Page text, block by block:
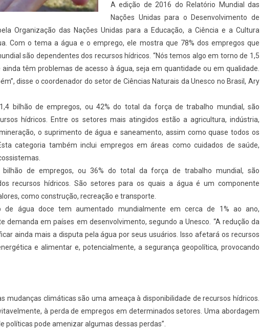
A edição de 2016 do Relatório Mundial das
Nações Unidas para o Desenvolvimento de
Organização das Nações Unidas para a Educação, a Ciência e a Cultura
Com o tema a água e o emprego, ele mostra que 78% dos empregos que
são dependentes dos recursos hídricos. “Nós temos algo em torno de 1,5
têm problemas de acesso à água, seja em quantidade ou em qualidade.
disse o coordenador do setor de Ciências Naturais da Unesco no Brasil, Ary
bilhão de empregos, ou 42% do total da força de trabalho mundial, são
hídricos. Entre os setores mais atingidos estão a agricultura, indústria,
o suprimento de água e saneamento, assim como quase todos os
categoria também inclui empregos em áreas como cuidados de saúde,
de empregos, ou 36% do total da força de trabalho mundial, são
recursos hídricos. São setores para os quais a água é um componente
como construção, recreação e transporte.
de água doce tem aumentado mundialmente em cerca de 1% ao ano,
demanda em países em desenvolvimento, segundo a Unesco. “A redução da
ainda mais a disputa pela água por seus usuários. Isso afetará os recursos
e alimentar e, potencialmente, a segurança geopolítica, provocando
mudanças climáticas são uma ameaça à disponibilidade de recursos hídricos.
à perda de empregos em determinados setores. Uma abordagem
políticas pode amenizar algumas dessas perdas”.